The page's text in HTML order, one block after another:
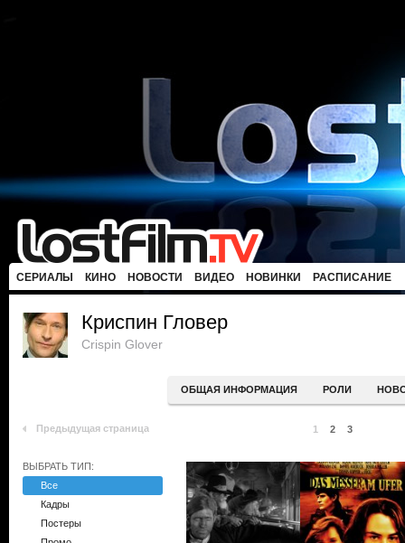
СЕРИАЛЫ КИНО НОВОСТИ ВИДЕО НОВИНКИ РАСПИСАНИЕ
Криспин Гловер
Crispin Glover
ОБЩАЯ ИНФОРМАЦИЯ РОЛИ
Предыдущая страница 1 2 3
ВЫБРАТЬ ТИП:
Все
Кадры
Постеры